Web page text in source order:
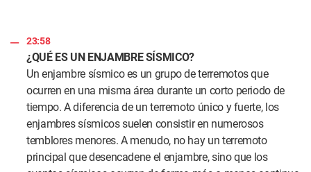
23:58
¿QUÉ ES UN ENJAMBRE SÍSMICO?
Un enjambre sísmico es un grupo de terremotos que
ocurren en una misma área durante un corto periodo de
tiempo. A diferencia de un terremoto único y fuerte, los
enjambres sísmicos suelen consistir en numerosos
temblores menores. A menudo, no hay un terremoto
principal que desencadene el enjambre, sino que los